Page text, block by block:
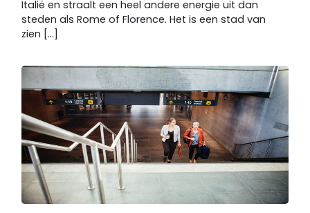
Italië en straalt een heel andere energie uit dan
steden als Rome of Florence. Het is een stad van
zien [...]